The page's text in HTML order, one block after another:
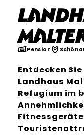
Pension
Entdecken
Landhaus
Refugium im